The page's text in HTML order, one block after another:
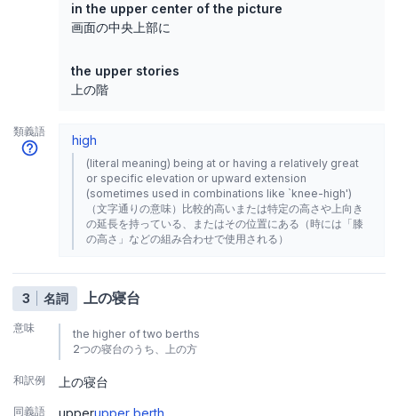
in the upper center of the picture
画面の中央上部に
the upper stories
上の階
類義語
high
(literal meaning) being at or having a relatively great
or specific elevation or upward extension
(sometimes used in combinations like `knee-high')
（文字通りの意味）比較的高いまたは特定の高さや上向き
の延長を持っている、またはその位置にある（時には「膝
の高さ」などの組み合わせで使用される）
3 名詞 上の寝台
意味
the higher of two berths
2つの寝台のうち、上の方
和訳例 上の寝台
同義語